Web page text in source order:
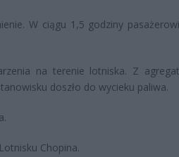
W ciągu 1,5 godziny
na terenie lotniska. Z
doszło do wycieku paliwa.
Chopina.